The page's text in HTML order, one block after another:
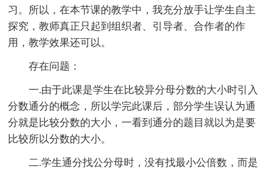
习。所以，在本节课的教学中，我充分放手让学生自主
探究，教师真正只起到组织者、引导者、合作者的作
用，教学效果还可以。
存在问题：
一.由于此课是学生在比较异分母分数的大小时引入
分数通分的概念，所以学完此课后，部分学生误认为通
分就是比较分数的大小，一看到通分的题目就以为是要
比较所以分数的大小。
二.学生通分找公分母时，没有找最小公倍数，而是